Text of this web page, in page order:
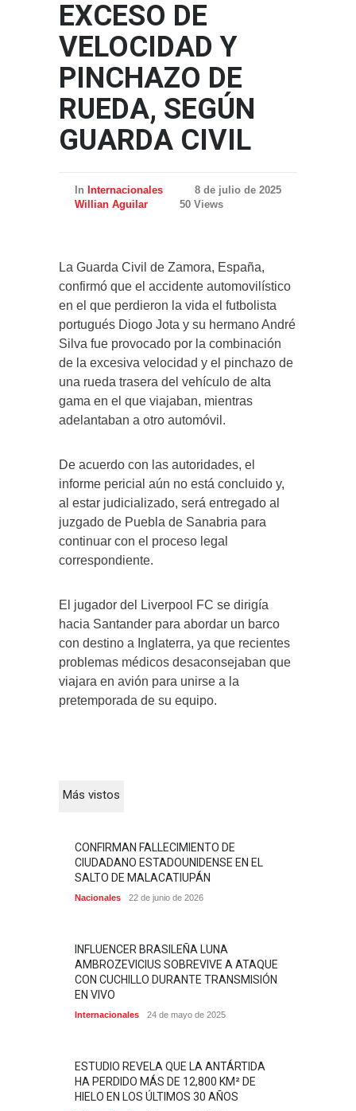
EXCESO DE
VELOCIDAD Y
PINCHAZO DE
RUEDA, SEGÚN
GUARDA CIVIL
In Internacionales
8 de julio de 2025
Willian Aguilar
50 Views
La Guarda Civil de Zamora, España,
confirmó que el accidente automovilístico
en el que perdieron la vida el futbolista
portugués Diogo Jota y su hermano André
Silva fue provocado por la combinación
de la excesiva velocidad y el pinchazo de
una rueda trasera del vehículo de alta
gama en el que viajaban, mientras
adelantaban a otro automóvil.
De acuerdo con las autoridades, el
informe pericial aún no está concluido y,
al estar judicializado, será entregado al
juzgado de Puebla de Sanabria para
continuar con el proceso legal
correspondiente.
El jugador del Liverpool FC se dirigía
hacia Santander para abordar un barco
con destino a Inglaterra, ya que recientes
problemas médicos desaconsejaban que
viajara en avión para unirse a la
pretemporada de su equipo.
Más vistos
CONFIRMAN FALLECIMIENTO DE
CIUDADANO ESTADOUNIDENSE EN EL
SALTO DE MALACATIUPÁN
Nacionales 22 de junio de 2026
INFLUENCER BRASILEÑA LUNA
AMBROZEVICIUS SOBREVIVE A ATAQUE
CON CUCHILLO DURANTE TRANSMISIÓN
EN VIVO
Internacionales 24 de mayo de 2025
ESTUDIO REVELA QUE LA ANTÁRTIDA
HA PERDIDO MÁS DE 12,800 KM² DE
HIELO EN LOS ÚLTIMOS 30 AÑOS